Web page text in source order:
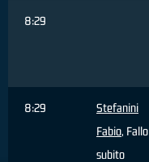
8:29
8:29
Stefanini
Fabio, Fallo
subito